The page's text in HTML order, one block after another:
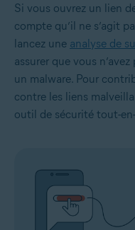
Si vous ouvrez un lien
compte qu’il ne s’agit
lancez une analyse de
assurer que vous
un malware. Pour
contre les liens
outil de sécurité tout-